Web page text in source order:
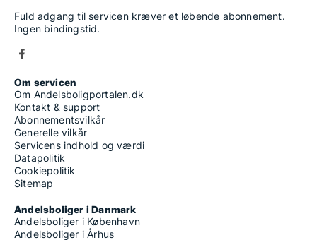
Fuld adgang til servicen kræver et løbende abonnement.
Ingen bindingstid.
Om servicen
Om Andelsboligportalen.dk
Kontakt & support
Abonnementsvilkår
Generelle vilkår
Servicens indhold og værdi
Datapolitik
Cookiepolitik
Sitemap
Andelsboliger i Danmark
Andelsboliger i København
Andelsboliger i Århus